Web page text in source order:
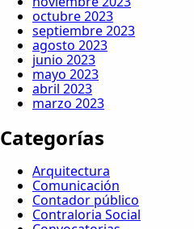
octubre 2023
septiembre 2023
agosto 2023
junio 2023
mayo 2023
abril 2023
marzo 2023
Categorías
Arquitectura
Comunicación
Contador público
Contraloria Social